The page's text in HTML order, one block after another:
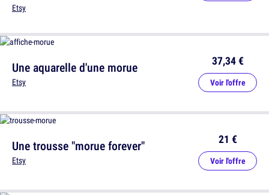
Une aquarelle d'une morue
Etsy
37,34 €
Voir l'offre
Etsy
Une trousse "morue forever"
Etsy
21 €
Voir l'offre